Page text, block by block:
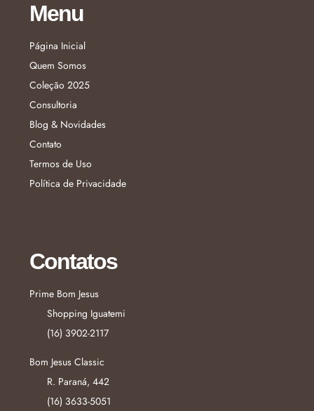
Menu
Página Inicial
Quem Somos
Coleção 2025
Consultoria
Blog & Novidades
Contato
Termos de Uso
Política de Privacidade
Contatos
Prime Bom Jesus
Shopping Iguatemi
(16) 3902-2117
Bom Jesus Classic
R. Paraná, 442
(16) 3633-5051